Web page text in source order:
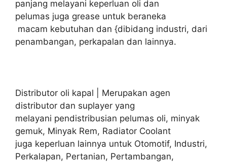
panjang melayani keperluan oli dan
pelumas juga grease untuk beraneka
macam kebutuhan dan {dibidang industri, dari
penambangan, perkapalan dan lainnya.
Distributor oli kapal | Merupakan agen
distributor dan suplayer yang
melayani pendistribusian pelumas oli, minyak
gemuk, Minyak Rem, Radiator Coolant
juga keperluan lainnya untuk Otomotif, Industri,
Perkalapan, Pertanian, Pertambangan,